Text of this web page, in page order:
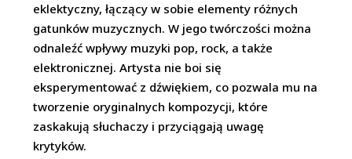
eklektyczny, łączący w sobie elementy różnych
gatunków muzycznych. W jego twórczości można
odnaleźć wpływy muzyki pop, rock, a także
elektronicznej. Artysta nie boi się
eksperymentować z dźwiękiem, co pozwala mu na
tworzenie oryginalnych kompozycji, które
zaskakują słuchaczy i przyciągają uwagę
krytyków.